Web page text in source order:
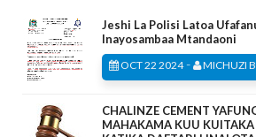
Jeshi La Polisi Latoa
Inayosambaa Mtandaoni
OCT 22 2024- MICHUZI
CHALINZE CEMENT
MAHAKAMA KUU